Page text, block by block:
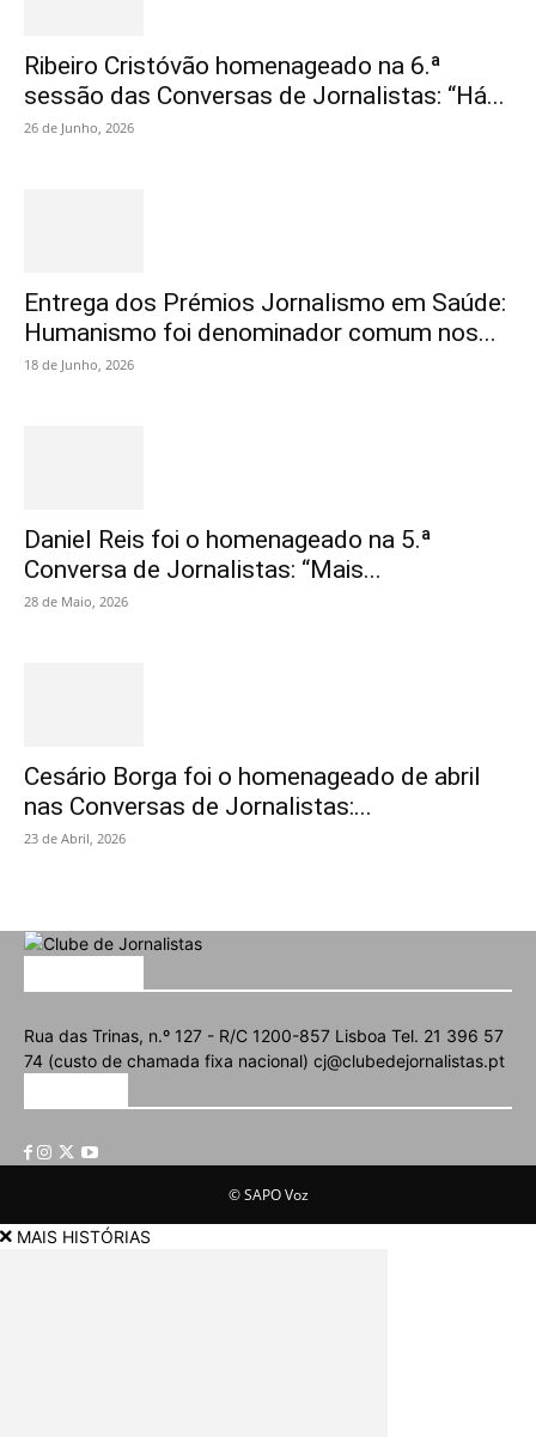
Ribeiro Cristóvão homenageado na 6.ª
sessão das Conversas de Jornalistas: “Há...
26 de Junho, 2026
Entrega dos Prémios Jornalismo em Saúde:
Humanismo foi denominador comum nos...
18 de Junho, 2026
Daniel Reis foi o homenageado na 5.ª
Conversa de Jornalistas: “Mais...
28 de Maio, 2026
Cesário Borga foi o homenageado de abril
nas Conversas de Jornalistas:...
23 de Abril, 2026
Rua das Trinas, n.º 127 - R/C 1200-857 Lisboa Tel. 21 396 57
74 (custo de chamada fixa nacional) cj@clubedejornalistas.pt
© SAPO Voz
MAIS HISTÓRIAS